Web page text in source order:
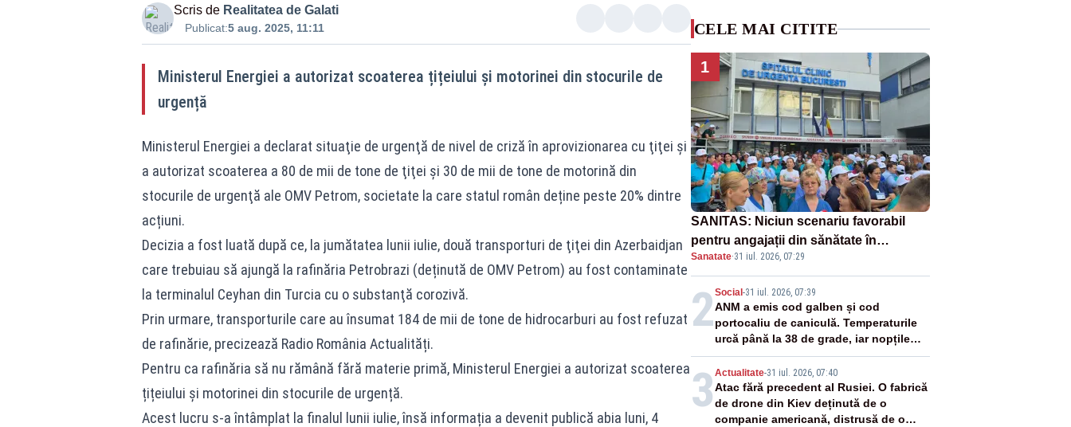
Scris de Realitatea de Galati
Publicat:5 aug. 2025, 11:11
Ministerul Energiei a autorizat scoaterea țițeiului și motorinei din stocurile de
urgență
Ministerul Energiei a declarat situaţie de urgenţă de nivel de criză în aprovizionarea cu ţiţei şi
a autorizat scoaterea a 80 de mii de tone de ţiţei şi 30 de mii de tone de motorină din
stocurile de urgenţă ale OMV Petrom, societate la care statul român deține peste 20% dintre
acțiuni.
Decizia a fost luată după ce, la jumătatea lunii iulie, două transporturi de ţiţei din Azerbaidjan
care trebuiau să ajungă la rafinăria Petrobrazi (deținută de OMV Petrom) au fost contaminate
la terminalul Ceyhan din Turcia cu o substanţă corozivă.
Prin urmare, transporturile care au însumat 184 de mii de tone de hidrocarburi au fost refuzat
de rafinărie, precizează Radio România Actualități.
Pentru ca rafinăria să nu rămână fără materie primă, Ministerul Energiei a autorizat scoaterea
țițeiului și motorinei din stocurile de urgență.
Acest lucru s-a întâmplat la finalul lunii iulie, însă informația a devenit publică abia luni, 4
CELE MAI CITITE
1
SANITAS: Niciun scenariu favorabil
pentru angajații din sănătate în
proiectul Legii salarizării
Sanatate·31 iul. 2026, 07:29
2Social -31 iul. 2026, 07:39
ANM a emis cod galben și cod
portocaliu de caniculă. Temperaturile
urcă până la 38 de grade, iar nopțile
devin tropicale
3 Actualitate-31 iul. 2026, 07:40
Atac fără precedent al Rusiei. O fabrică
de drone din Kiev deținută de o
companie americană, distrusă de o